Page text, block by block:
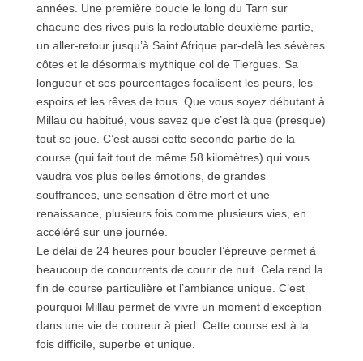
années. Une première boucle le long du Tarn sur
chacune des rives puis la redoutable deuxième partie,
un aller-retour jusqu’à Saint Afrique par-delà les sévères
côtes et le désormais mythique col de Tiergues. Sa
longueur et ses pourcentages focalisent les peurs, les
espoirs et les rêves de tous. Que vous soyez débutant à
Millau ou habitué, vous savez que c’est là que (presque)
tout se joue. C’est aussi cette seconde partie de la
course (qui fait tout de même 58 kilomètres) qui vous
vaudra vos plus belles émotions, de grandes
souffrances, une sensation d’être mort et une
renaissance, plusieurs fois comme plusieurs vies, en
accéléré sur une journée.
Le délai de 24 heures pour boucler l’épreuve permet à
beaucoup de concurrents de courir de nuit. Cela rend la
fin de course particulière et l’ambiance unique. C’est
pourquoi Millau permet de vivre un moment d’exception
dans une vie de coureur à pied. Cette course est à la
fois difficile, superbe et unique.